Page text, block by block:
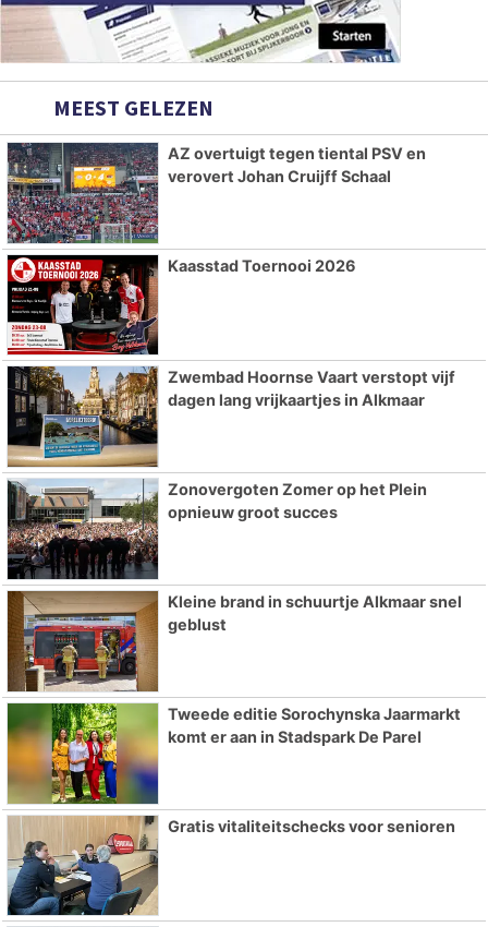
MEEST GELEZEN
AZ overtuigt tegen tiental PSV en
verovert Johan Cruijff Schaal
Kaasstad Toernooi 2026
Zwembad Hoornse Vaart verstopt vijf
dagen lang vrijkaartjes in Alkmaar
Zonovergoten Zomer op het Plein
opnieuw groot succes
Kleine brand in schuurtje Alkmaar snel
geblust
Tweede editie Sorochynska Jaarmarkt
komt er aan in Stadspark De Parel
Gratis vitaliteitschecks voor senioren